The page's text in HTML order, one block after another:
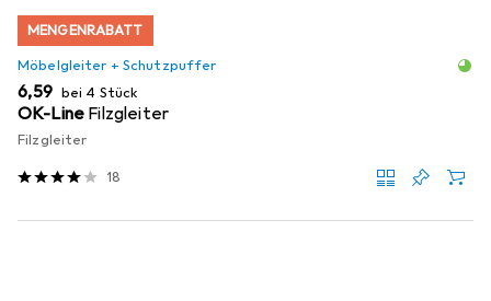
MENGENRABATT
Möbelgleiter + Schutzpuffer
EUR
6,59 bei 4 Stück
OK-Line Filzgleiter
Filzgleiter
18